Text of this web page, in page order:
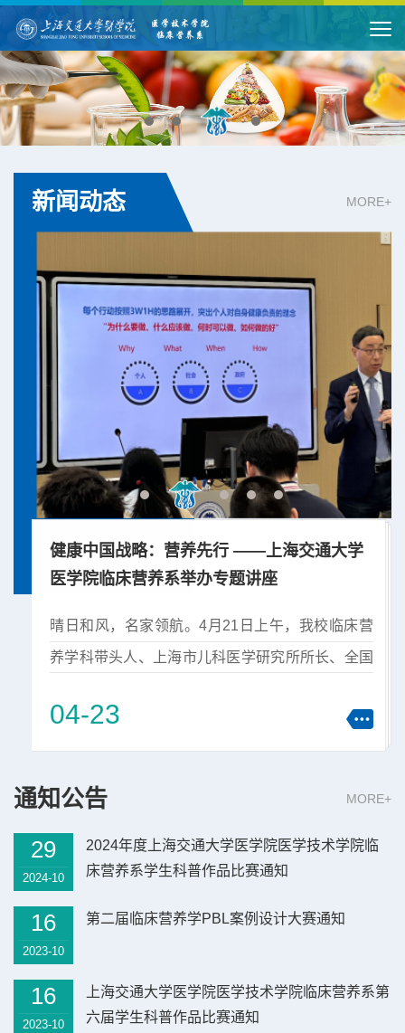
新闻动态 MORE+
、全国
行》的
生与
国家层
出，营
雅培研发中心的营养实践之行
春风化雨，研途渐深。4月14日，在班导师唐文
静、贾洁等老师的带领下，上海交通大学医学院
走进雅培闵行研发中心，开展了营养实践之行的主
题班导师活动。通过实地参访与交流，同学们走出
课堂，深入了解营养行业的发展实践与应用场景。
历程与业务布局。作为一家创立于1888年的全球健
康医疗企业，雅培长期深耕医学营养、糖尿病管
理、心血管...
04-22
奖
月
通知公告 MORE+
29
2024-10
2024年度上海交通大学医学院医学技术学院临
床营养系学生科普作品比赛通知
16
2023-10
第二届临床营养学PBL案例设计大赛通知
16
2023-10
上海交通大学医学院医学技术学院临床营养系第
六届学生科普作品比赛通知